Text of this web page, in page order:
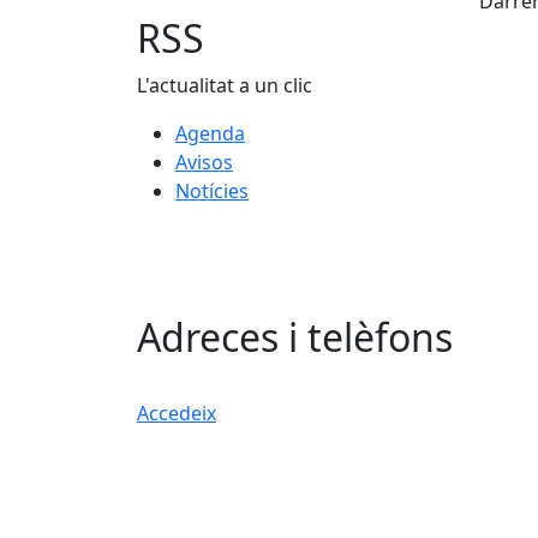
RSS
L'actualitat a un clic
Agenda
Avisos
Notícies
Adreces i telèfons
Accedeix